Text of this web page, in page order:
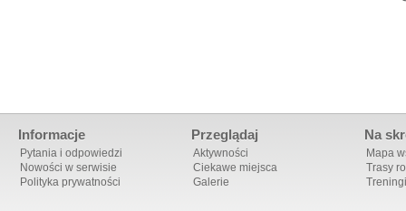
Informacje
Pytania i odpowiedzi
Nowości w serwisie
Polityka prywatności
Przeglądaj
Aktywności
Ciekawe miejsca
Galerie
Na
Mapa
Trasy